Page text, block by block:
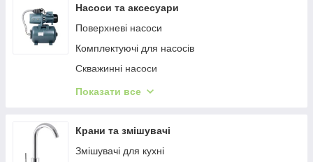
Насоси та аксесуари
Поверхневі насоси
Комплектуючі для насосів
Скважинні насоси
Фекальні та каналізаційні насоси
Насосні станції
Дренажні насоси
Показати все
Крани та змішувачі
Змішувачі для кухні